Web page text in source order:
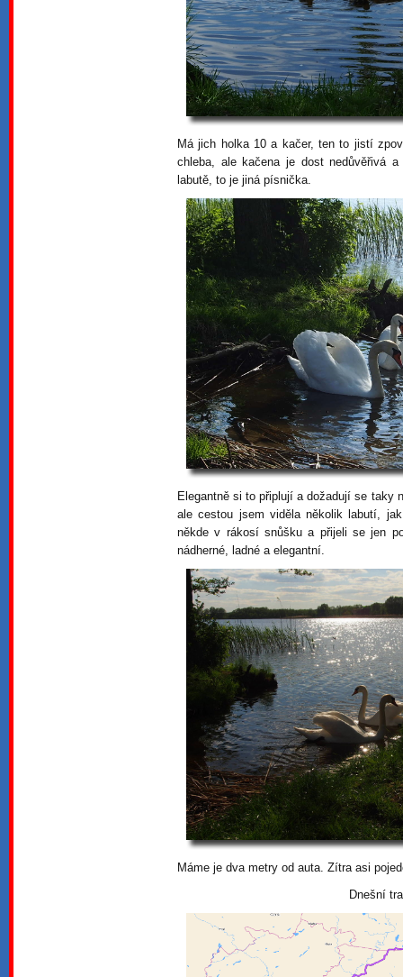
Má jich holka 10 a kačer, ten to jistí
chleba, ale kačena je dost nedůvěřivá
labutě, to je jiná písnička.
Elegantně si to připlují a dožadují se taky
ale cestou jsem viděla několik labutí,
někde v rákosí snůšku a přijeli se jen
nádherné, ladné a elegantní.
Máme je dva metry od auta. Zítra asi
Dnešní